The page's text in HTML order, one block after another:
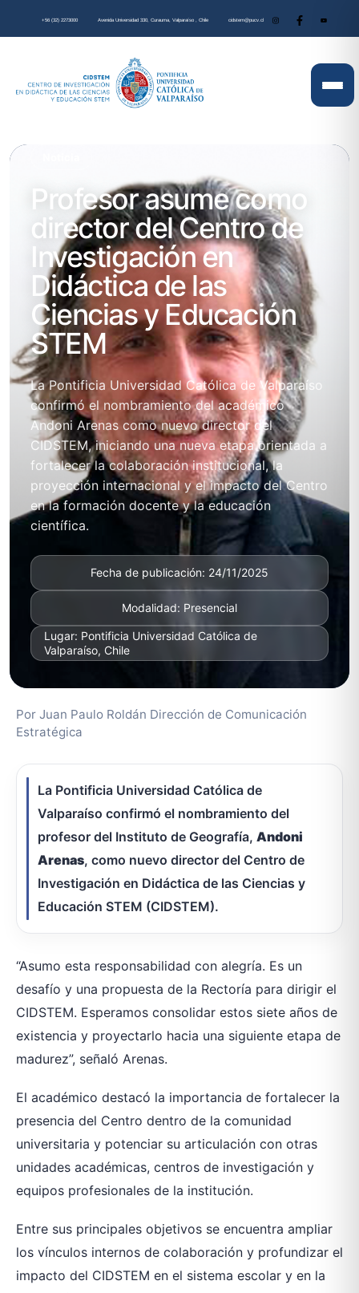
+56 (32) 2273000 Avenida Universidad 330, Curauma, Valparaíso , Chile cidstem@pucv.cl
Profesor asume como
director del Centro de
Investigación en
Didáctica de las
Ciencias y Educación
STEM
La Pontificia Universidad Católica de Valparaíso
confirmó el nombramiento del académico
Andoni Arenas como nuevo director del
CIDSTEM, iniciando una nueva etapa orientada a
fortalecer la colaboración institucional, la
proyección internacional y el impacto del Centro
en la formación docente y la educación
científica.
Fecha de publicación: 24/11/2025
Modalidad: Presencial
Lugar: Pontificia Universidad Católica de
Valparaíso, Chile
Por Juan Paulo Roldán Dirección de Comunicación
Estratégica
La Pontificia Universidad Católica de
Valparaíso confirmó el nombramiento del
profesor del Instituto de Geografía, Andoni
Arenas, como nuevo director del Centro de
Investigación en Didáctica de las Ciencias y
Educación STEM (CIDSTEM).
“Asumo esta responsabilidad con alegría. Es un
desafío y una propuesta de la Rectoría para dirigir el
CIDSTEM. Esperamos consolidar estos siete años de
existencia y proyectarlo hacia una siguiente etapa de
madurez”, señaló Arenas.
El académico destacó la importancia de fortalecer la
presencia del Centro dentro de la comunidad
universitaria y potenciar su articulación con otras
unidades académicas, centros de investigación y
equipos profesionales de la institución.
Entre sus principales objetivos se encuentra ampliar
los vínculos internos de colaboración y profundizar el
impacto del CIDSTEM en el sistema escolar y en la